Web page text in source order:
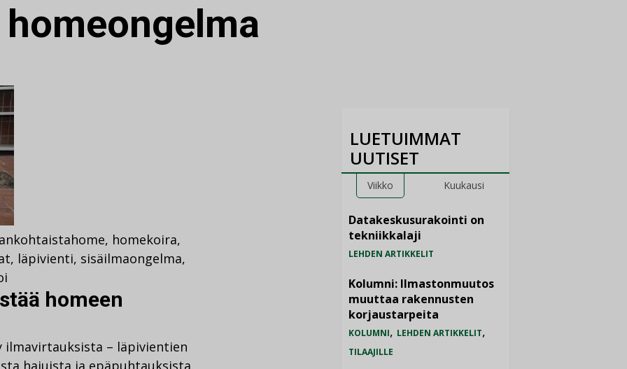
homeongelma
home, homekoira,
, läpivienti, sisäilmaongelma,
homeen
ilmavirtauksista – läpivientien
hajuista ja epäpuhtauksista.
LUETUIMMAT
UUTISET
Viikko Kuukausi
Datakeskusurakointi on
tekniikkalaji
LEHDEN ARTIKKELIT
Kolumni: Ilmastonmuutos
muuttaa rakennusten
korjaustarpeita
KOLUMNI, LEHDEN ARTIKKELIT,
TILAAJILLE